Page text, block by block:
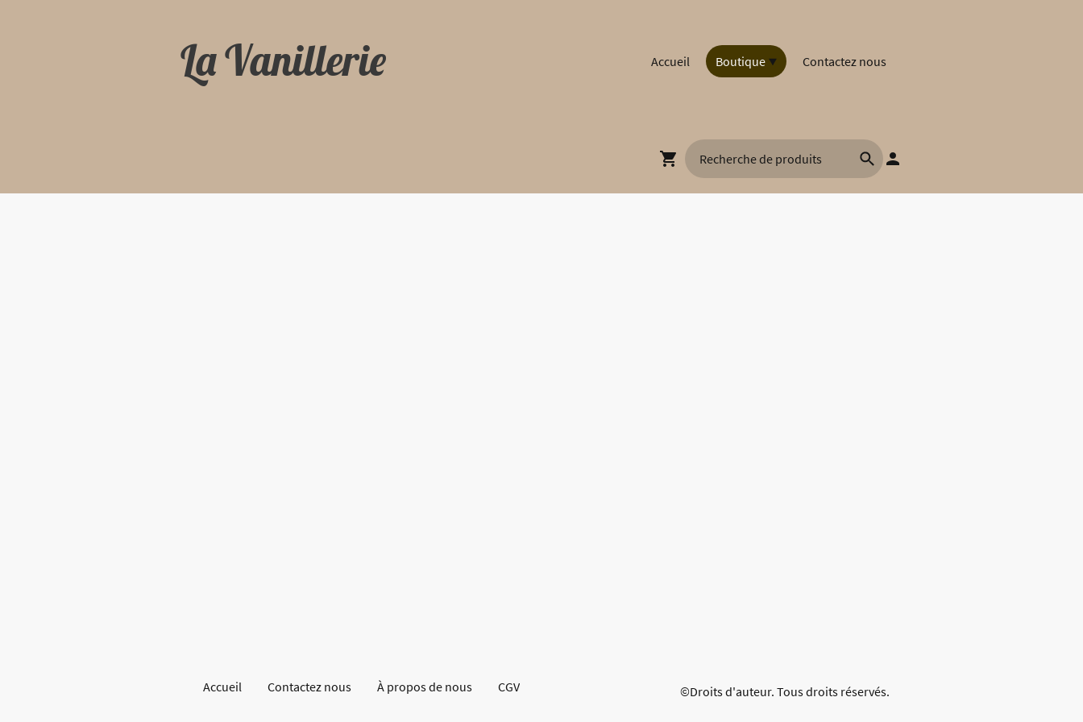
La Vanillerie Accueil Boutique Contactez nous
Accueil Contactez nous À propos de nous CGV ©Droits d'auteur. Tous droits réservés.